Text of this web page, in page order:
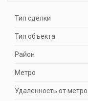
Тип сделки
Тип объекта
Район
Метро
Удаленность от метро